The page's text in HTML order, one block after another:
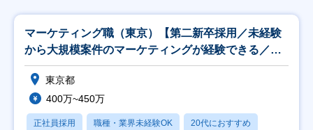
マーケティング職（東京）【第二新卒採用／未経験
から大規模案件のマーケティングが経験できる／研
修充実】
東京都
400万~450万
正社員採用 職種・業界未経験OK 20代におすすめ